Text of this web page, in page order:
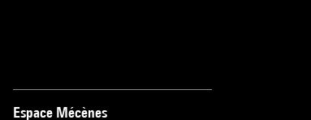
Espace Mécènes